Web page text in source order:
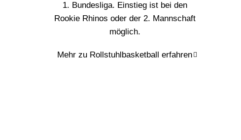
1. Bundesliga. Einstieg ist bei den
Rookie Rhinos oder der 2. Mannschaft
möglich.
Mehr zu Rollstuhlbasketball erfahren